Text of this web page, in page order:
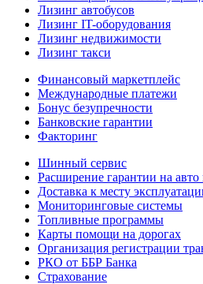
Лизинг автобусов
Лизинг IT-оборудования
Лизинг недвижимости
Лизинг такси
Финансовый маркетплейс
Международные платежи
Бонус безупречности
Банковские гарантии
Факторинг
Шинный сервис
Расширение гарантии на авто
Доставка к месту
Мониторинговые системы
Топливные программы
Карты помощи на дорогах
Организация регистрации
РКО от ББР Банка
Страхование